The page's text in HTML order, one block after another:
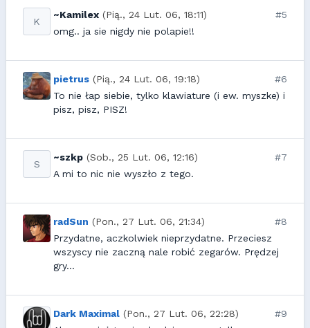
K
~Kamilex (Pią., 24 Lut. 06, 18:11)
#5
omg.. ja sie nigdy nie polapie!!
pietrus (Pią., 24 Lut. 06, 19:18)
#6
To nie łap siebie, tylko klawiature (i ew. myszke) i
pisz, pisz, PISZ!
S
~szkp (Sob., 25 Lut. 06, 12:16)
#7
A mi to nic nie wyszło z tego.
radSun (Pon., 27 Lut. 06, 21:34)
#8
Przydatne, aczkolwiek nieprzydatne. Przeciesz
wszyscy nie zaczną nale robić zegarów. Prędzej
gry...
Dark Maximal (Pon., 27 Lut. 06, 22:28)
#9